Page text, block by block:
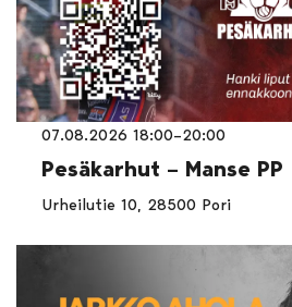
07.08.2026 18:00–20:00
Pesäkarhut – Manse PP
Urheilutie 10, 28500 Pori